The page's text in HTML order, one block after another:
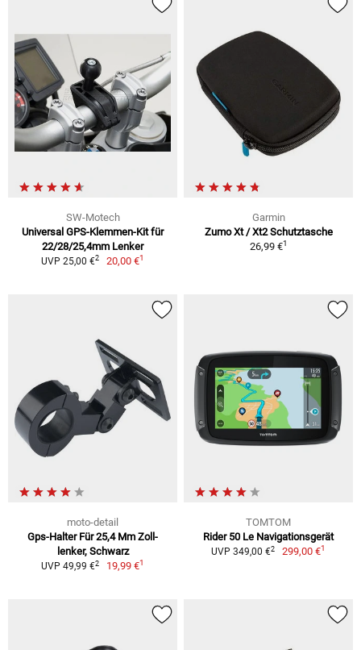
SW-Motech
Universal GPS-Klemmen-Kit für
22/28/25,4mm Lenker
UVP 25,00 €2 20,00 €1
Garmin
Zumo Xt / Xt2 Schutztasche
26,99 €1
moto-detail
Gps-Halter Für 25,4 Mm Zoll-
lenker, Schwarz
UVP 49,99 €2 19,99 €1
TOMTOM
Rider 50 Le Navigationsgerät
UVP 349,00 €2 299,00 €1